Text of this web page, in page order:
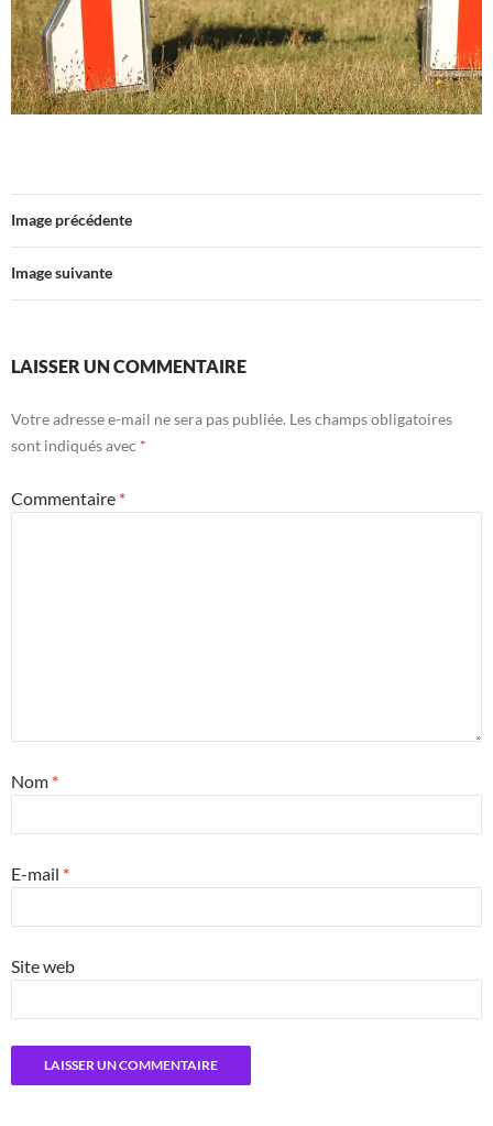
Image précédente
Image suivante
LAISSER UN COMMENTAIRE
Votre adresse e-mail ne sera pas publiée. Les champs obligatoires
sont indiqués avec *
Commentaire *
Nom *
E-mail *
Site web